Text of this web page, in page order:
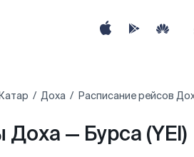
Доха Расписание рейсов
— Бурса (YEI)